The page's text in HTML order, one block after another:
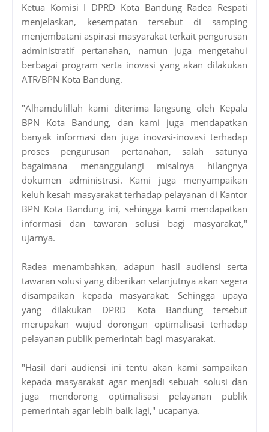
Ketua Komisi I DPRD Kota Bandung Radea Respati
menjelaskan, kesempatan tersebut di samping
menjembatani aspirasi masyarakat terkait pengurusan
administratif pertanahan, namun juga mengetahui
berbagai program serta inovasi yang akan dilakukan
ATR/BPN Kota Bandung.
"Alhamdulillah kami diterima langsung oleh Kepala
BPN Kota Bandung, dan kami juga mendapatkan
banyak informasi dan juga inovasi-inovasi terhadap
proses pengurusan pertanahan, salah satunya
bagaimana menanggulangi misalnya hilangnya
dokumen administrasi. Kami juga menyampaikan
keluh kesah masyarakat terhadap pelayanan di Kantor
BPN Kota Bandung ini, sehingga kami mendapatkan
informasi dan tawaran solusi bagi masyarakat,"
ujarnya.
Radea menambahkan, adapun hasil audiensi serta
tawaran solusi yang diberikan selanjutnya akan segera
disampaikan kepada masyarakat. Sehingga upaya
yang dilakukan DPRD Kota Bandung tersebut
merupakan wujud dorongan optimalisasi terhadap
pelayanan publik pemerintah bagi masyarakat.
"Hasil dari audiensi ini tentu akan kami sampaikan
kepada masyarakat agar menjadi sebuah solusi dan
juga mendorong optimalisasi pelayanan publik
pemerintah agar lebih baik lagi," ucapanya.